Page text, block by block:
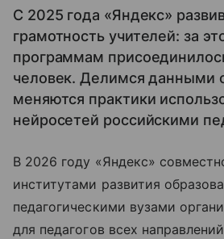
С 2025 года «Яндекс»
грамотность учителей: за
программам
человек. Делимся данными
меняются практики
нейросетей российскими
В 2026 году «Яндекс»
институтами развития
педагогическими вузами
для педагогов всех